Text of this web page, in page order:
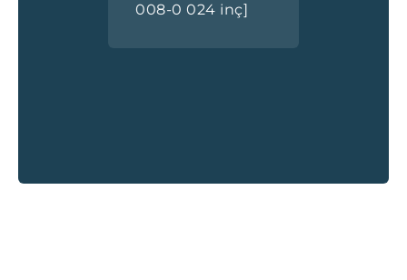
008-0 024 inç]